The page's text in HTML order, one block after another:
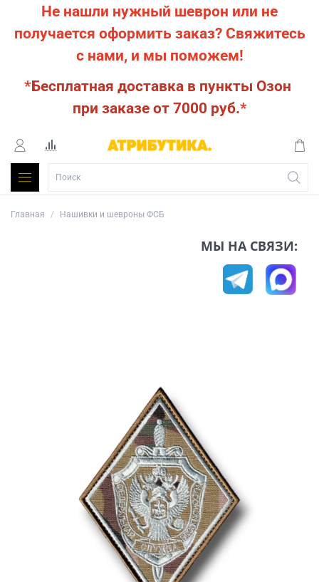
Не нашли нужный шеврон или не
получается оформить заказ? Свяжитесь
с нами, и мы поможем!
*Бесплатная доставка в пункты Озон
при заказе от 7000 руб.*
Главная Нашивки и шевроны ФСБ
МЫ НА СВЯЗИ: